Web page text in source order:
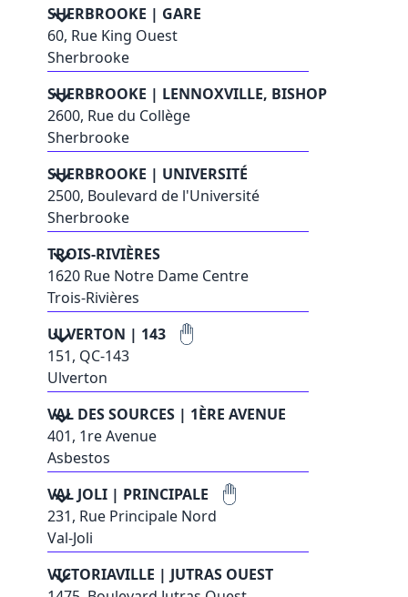
SHERBROOKE | GARE
60, Rue King Ouest
Sherbrooke
SHERBROOKE | LENNOXVILLE, BISHOP
2600, Rue du Collège
Sherbrooke
SHERBROOKE | UNIVERSITÉ
2500, Boulevard de l'Université
Sherbrooke
TROIS-RIVIÈRES
1620 Rue Notre Dame Centre
Trois-Rivières
ULVERTON | 143
151, QC-143
Ulverton
VAL DES SOURCES | 1ÈRE AVENUE
401, 1re Avenue
Asbestos
VAL JOLI | PRINCIPALE
231, Rue Principale Nord
Val-Joli
VICTORIAVILLE | JUTRAS OUEST